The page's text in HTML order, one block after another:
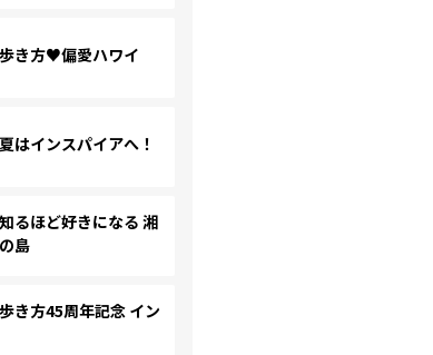
き方♥偏愛ハワイ
はインスパイアへ！
るほど好きになる 湘
島
き方45周年記念 イン